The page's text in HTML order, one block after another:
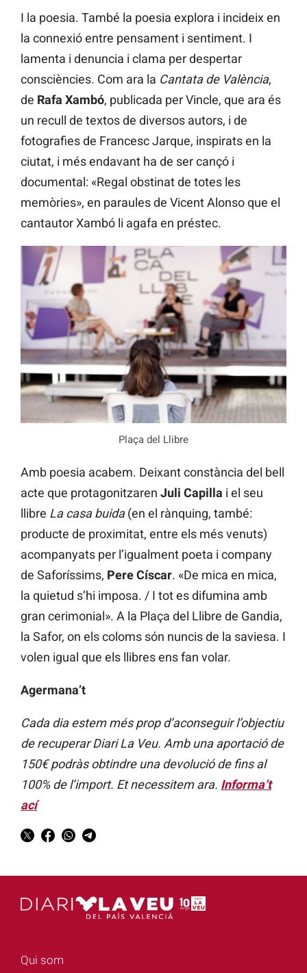
I la poesia. També la poesia explora i incideix en
la connexió entre pensament i sentiment. I
lamenta i denuncia i clama per despertar
consciències. Com ara la Cantata de València,
de Rafa Xambó, publicada per Vincle, que ara és
un recull de textos de diversos autors, i de
fotografies de Francesc Jarque, inspirats en la
ciutat, i més endavant ha de ser cançó i
documental: «Regal obstinat de totes les
memòries», en paraules de Vicent Alonso que el
cantautor Xambó li agafa en préstec.
Plaça del Llibre
Amb poesia acabem. Deixant constància del bell
acte que protagonitzaren Juli Capilla i el seu
llibre La casa buida(en el rànquing, també:
producte de proximitat, entre els més venuts)
acompanyats per l’igualment poeta i company
de Saforíssims, Pere Císcar. «De mica en mica,
la quietud s’hi imposa. / I tot es difumina amb
gran cerimonial». A la Plaça del Llibre de Gandia,
la Safor, on els coloms són nuncis de la saviesa. I
volen igual que els llibres ens fan volar.
Agermana’t
Cada dia estem més prop d’aconseguir l’objectiu
de recuperar Diari La Veu. Amb una aportació de
150€ podràs obtindre una devolució de fins al
100% de l’import. Et necessitem ara. Informa’t
ací
Qui som